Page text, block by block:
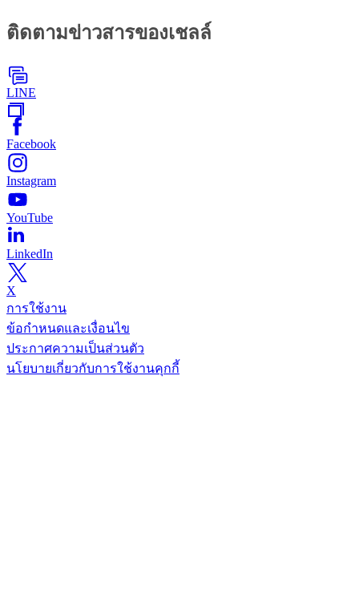
ติดตามข่าวสารของเชลล์
LINE
Facebook
Instagram
YouTube
LinkedIn
X
การใช้งาน
ข้อกำหนดและเงื่อนไข
ประกาศความเป็นส่วนตัว
นโยบายเกี่ยวกับการใช้งานคุกกี้